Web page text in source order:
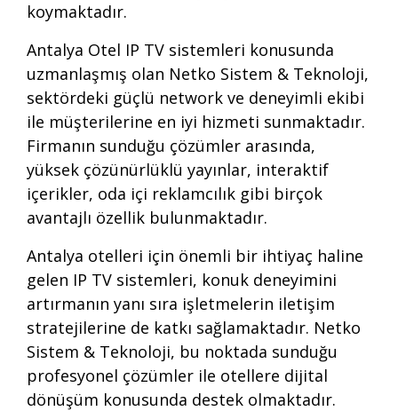
koymaktadır.
Antalya Otel IP TV sistemleri konusunda
uzmanlaşmış olan Netko Sistem & Teknoloji,
sektördeki güçlü network ve deneyimli ekibi
ile müşterilerine en iyi hizmeti sunmaktadır.
Firmanın sunduğu çözümler arasında,
yüksek çözünürlüklü yayınlar, interaktif
içerikler, oda içi reklamcılık gibi birçok
avantajlı özellik bulunmaktadır.
Antalya otelleri için önemli bir ihtiyaç haline
gelen IP TV sistemleri, konuk deneyimini
artırmanın yanı sıra işletmelerin iletişim
stratejilerine de katkı sağlamaktadır. Netko
Sistem & Teknoloji, bu noktada sunduğu
profesyonel çözümler ile otellere dijital
dönüşüm konusunda destek olmaktadır.